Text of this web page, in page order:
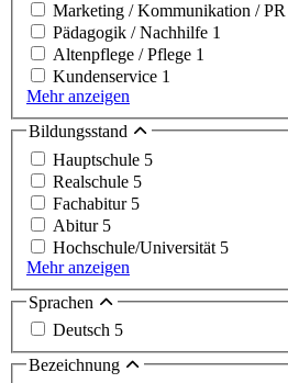
Marketing / Kommunikation /
Pädagogik / Nachhilfe 1
Altenpflege / Pflege 1
Kundenservice 1
Mehr anzeigen
Bildungsstand
Hauptschule 5
Realschule 5
Fachabitur 5
Abitur 5
Hochschule/Universität 5
Mehr anzeigen
Sprachen
Deutsch 5
Bezeichnung